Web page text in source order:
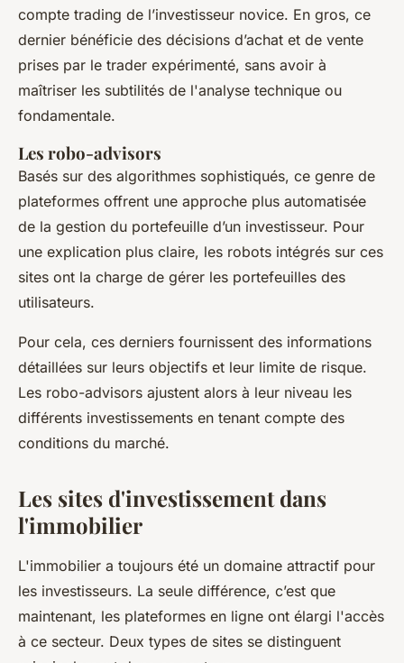
compte trading de l’investisseur novice. En gros, ce
dernier bénéficie des décisions d’achat et de vente
prises par le trader expérimenté, sans avoir à
maîtriser les subtilités de l'analyse technique ou
fondamentale.
Les robo-advisors
Basés sur des algorithmes sophistiqués, ce genre de
plateformes offrent une approche plus automatisée
de la gestion du portefeuille d’un investisseur. Pour
une explication plus claire, les robots intégrés sur ces
sites ont la charge de gérer les portefeuilles des
utilisateurs.
Pour cela, ces derniers fournissent des informations
détaillées sur leurs objectifs et leur limite de risque.
Les robo-advisors ajustent alors à leur niveau les
différents investissements en tenant compte des
conditions du marché.
Les sites d'investissement dans
l'immobilier
L'immobilier a toujours été un domaine attractif pour
les investisseurs. La seule différence, c’est que
maintenant, les plateformes en ligne ont élargi l'accès
à ce secteur. Deux types de sites se distinguent